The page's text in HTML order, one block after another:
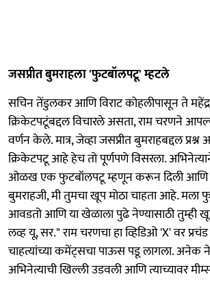
जसप्रीत बुमराहला 'फुटबॉलपटू' म्हटले
सचिन तेंडुलकर आणि विराट कोहलीपासून ते
क्रिकेटपटूंबद्दल विचारले असता, राम चरणने
वर्णन केले. मात्र, जेव्हा जसप्रीत बुमराहबद्दल
क्रिकेटपटू आहे हेच तो पूर्णपणे विसरला.
ओळख एक फुटबॉलपटू म्हणून करून दिली आणि
बुमराहजी, मी तुमचा खूप मोठा चाहता आहे.
आवडतो आणि या खेळाला पुढे नेण्यासाठी तुम्ही
लव्ह यू, सर." राम चरणचा हा व्हिडिओ 'X' वर
चाहत्यांच्या कमेंट्सचा पाऊस पडू लागला. अनेक
अभिनेत्याची खिल्ली उडवली आणि त्याच्यावर